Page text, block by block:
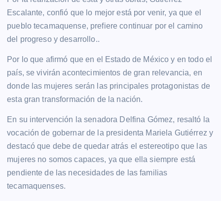
Escalante, confió que lo mejor está por venir, ya que el
pueblo tecamaquense, prefiere continuar por el camino
del progreso y desarrollo..
Por lo que afirmó que en el Estado de México y en todo el
país, se vivirán acontecimientos de gran relevancia, en
donde las mujeres serán las principales protagonistas de
esta gran transformación de la nación.
En su intervención la senadora Delfina Gómez, resaltó la
vocación de gobernar de la presidenta Mariela Gutiérrez y
destacó que debe de quedar atrás el estereotipo que las
mujeres no somos capaces, ya que ella siempre está
pendiente de las necesidades de las familias
tecamaquenses.